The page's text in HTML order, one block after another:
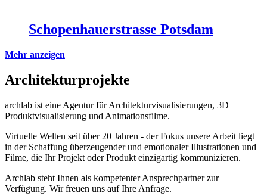
Schopenhauerstrasse Potsdam
Mehr anzeigen
Architekturprojekte
archlab ist eine Agentur für Architekturvisualisierungen, 3D
Produktvisualisierung und Animationsfilme.
Virtuelle Welten seit über 20 Jahren - der Fokus unsere Arbeit liegt
in der Schaffung überzeugender und emotionaler Illustrationen und
Filme, die Ihr Projekt oder Produkt einzigartig kommunizieren.
Archlab steht Ihnen als kompetenter Ansprechpartner zur
Verfügung. Wir freuen uns auf Ihre Anfrage.